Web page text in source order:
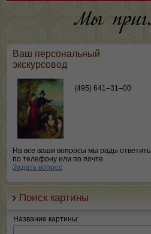
Ваш персональный
экскурсовод
(495) 641–31–00
На все ваши вопросы мы рады ответить
по телефону или по почте.
Задать вопрос
Поиск картины
Название картины: